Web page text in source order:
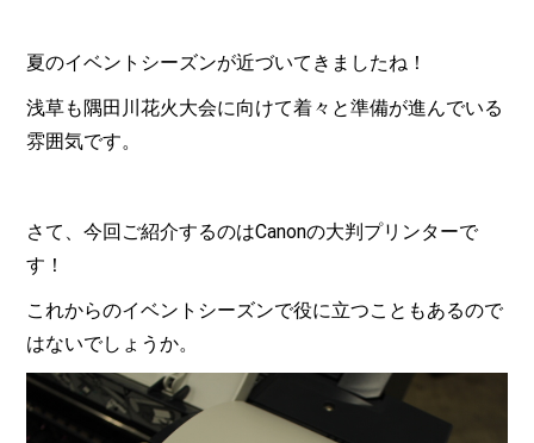
夏のイベントシーズンが近づいてきましたね！
浅草も隅田川花火大会に向けて着々と準備が進んでいる
雰囲気です。
さて、今回ご紹介するのはCanonの大判プリンターで
す！
これからのイベントシーズンで役に立つこともあるので
はないでしょうか。